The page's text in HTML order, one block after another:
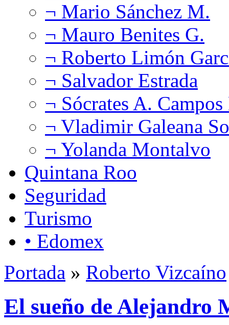
¬ Mario Sánchez M.
¬ Mauro Benites G.
¬ Roberto Limón
¬ Salvador Estrada
¬ Sócrates A.
¬ Vladimir Galeana
¬ Yolanda Montalvo
Quintana Roo
Seguridad
Turismo
• Edomex
Portada » Roberto Vizcaíno
El sueño de Alejandro